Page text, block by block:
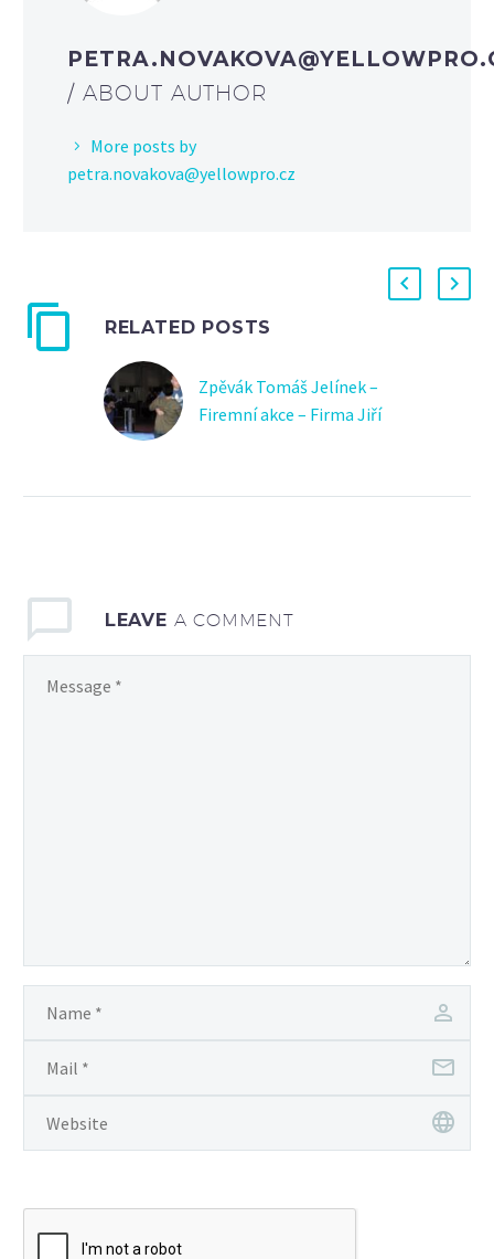
/ ABOUT AUTHOR
More posts by
petra.novakova@yellowpro.cz
RELATED POSTS
Zpěvák Tomáš Jelínek –
Firemní akce – Firma Jiří
vytvořila hudebně-
LEAVE A COMMENT